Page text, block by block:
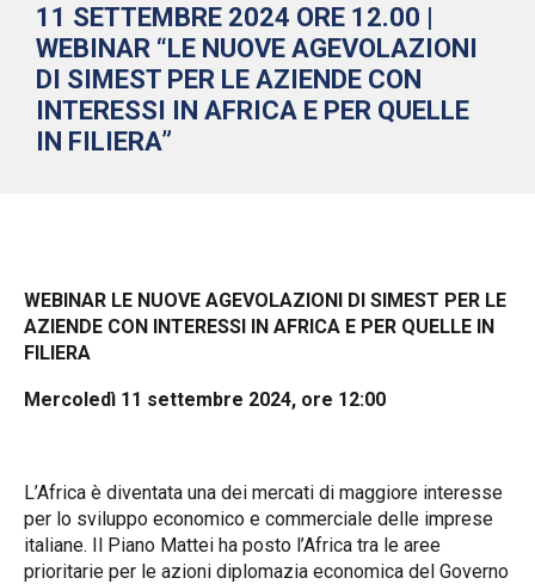
11 SETTEMBRE 2024 ORE 12.00 |
WEBINAR “LE NUOVE AGEVOLAZIONI
DI SIMEST PER LE AZIENDE CON
INTERESSI IN AFRICA E PER QUELLE
IN FILIERA”
WEBINAR LE NUOVE AGEVOLAZIONI DI SIMEST PER LE
AZIENDE CON INTERESSI IN AFRICA E PER QUELLE IN
FILIERA
Mercoledì 11 settembre 2024, ore 12:00
L’Africa è diventata una dei mercati di maggiore interesse
per lo sviluppo economico e commerciale delle imprese
italiane. Il Piano Mattei ha posto l’Africa tra le aree
prioritarie per le azioni diplomazia economica del Governo